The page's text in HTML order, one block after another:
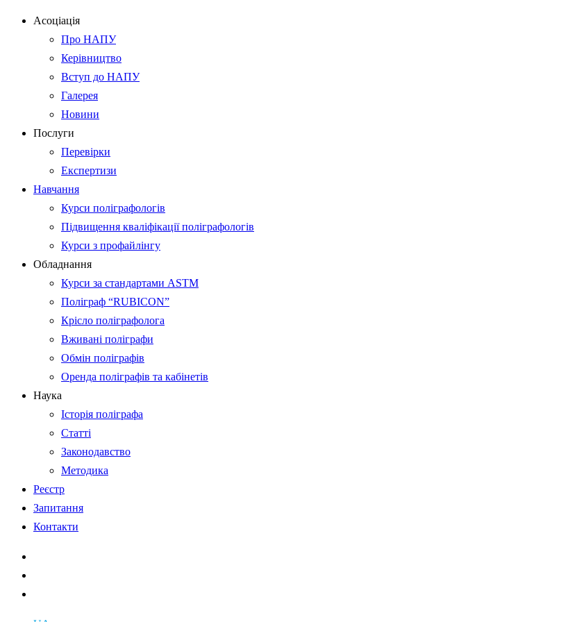
Асоціація
Про НАПУ
Керівництво
Вступ до НАПУ
Галерея
Новини
Послуги
Перевірки
Експертизи
Навчання
Курси поліграфологів
Підвищення кваліфікації поліграфологів
Курси з профайлінгу
Обладнання
Курси за стандартами ASTM
Поліграф “RUBICON”
Крісло поліграфолога
Вживані поліграфи
Обмін поліграфів
Оренда поліграфів та кабінетів
Наука
Історія поліграфа
Статті
Законодавство
Методика
Реєстр
Запитання
Контакти